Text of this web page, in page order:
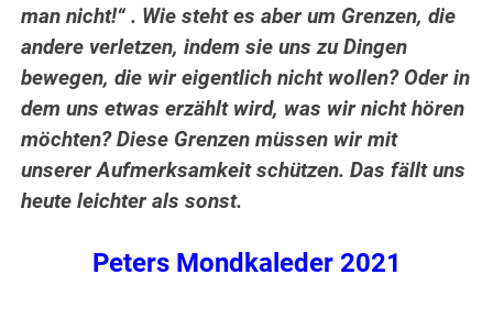
man nicht!“ . Wie steht es aber um Grenzen, die
andere verletzen, indem sie uns zu Dingen
bewegen, die wir eigentlich nicht wollen? Oder in
dem uns etwas erzählt wird, was wir nicht hören
möchten? Diese Grenzen müssen wir mit
unserer Aufmerksamkeit schützen. Das fällt uns
heute leichter als sonst.
Peters Mondkaleder 2021